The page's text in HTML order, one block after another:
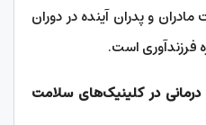
و پدران آینده در دوران
فرزندآوری است.
در کلینیک‌های سلامت